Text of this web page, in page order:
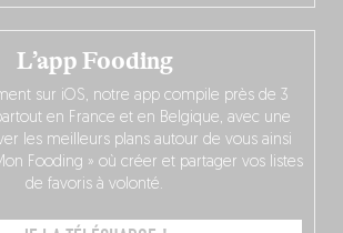
L’app Fooding
sur iOS, notre app compile près de 3
en France et en Belgique, avec une
les meilleurs plans autour de vous ainsi
Fooding » où créer et partager vos listes
de favoris à volonté.